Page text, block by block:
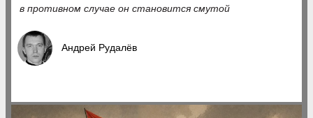
в противном случае он становится смутой
Андрей Рудалёв